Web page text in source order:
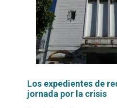
Los expedientes de
jornada por la crisis